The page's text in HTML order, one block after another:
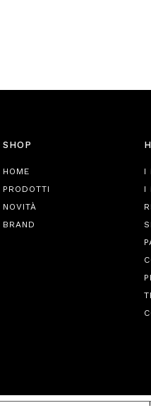
SHOP
HOME
PRODOTTI
NOVITÀ
BRAND
I
I